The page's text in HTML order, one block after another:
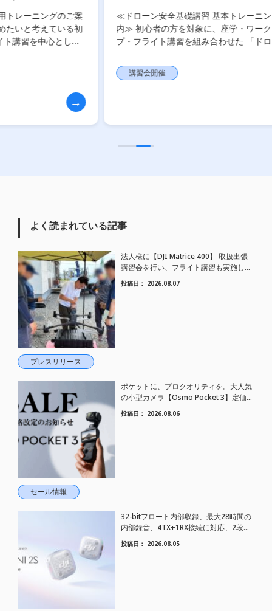
≪ドローン安全基礎講習 基本トレーニングのご案
内≫ 初心者の方を対象に、座学・ワークショッ
プ・フライト講習を組み合わせた 「ドローン安全
初めてドローンを操作される方にも分 […]
よく読まれている記事
プレスリリース
法人様に【DJI Matrice 400】 取扱出張
講習会を行い、フライト講習も実施しま
した。
投稿日： 2026.08.07
セール情報
ポケットに、プロクオリティを。大人気
の小型カメラ【Osmo Pocket 3】定価が
さらにお値下げされました！
投稿日： 2026.08.06
32-bitフロート内部収録、最大28時間の
内部録音、4TX+1RX接続に対応、2段階
AIノイズキャンセリング搭載｜コンパク
トワイヤレスマイク DJI Mic Mini 2S 登場
投稿日： 2026.08.05